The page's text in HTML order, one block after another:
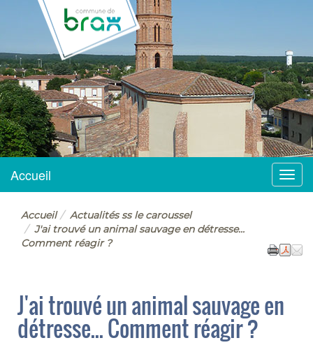
BRAX
Menu
Accueil
Accueil
Actualités ss le caroussel
J'ai trouvé un animal sauvage en détresse...
Comment réagir ?
J'ai trouvé un animal sauvage en
détresse... Comment réagir ?